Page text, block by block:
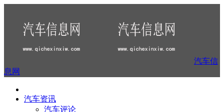
汽车信
息网
汽车资讯
汽车评论